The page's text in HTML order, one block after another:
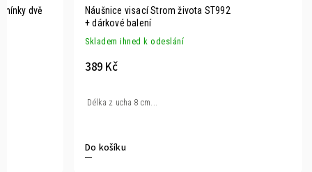
dvě
Náušnice visací Strom života ST992
+ dárkové balení
Skladem ihned k odeslání
389 Kč
Do košíku
Délka z ucha 8 cm...